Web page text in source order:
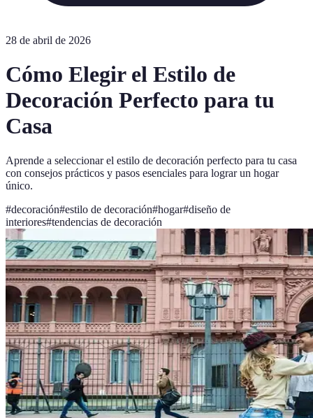
28 de abril de 2026
Cómo Elegir el Estilo de
Decoración Perfecto para tu
Casa
Aprende a seleccionar el estilo de decoración perfecto para tu casa
con consejos prácticos y pasos esenciales para lograr un hogar
único.
#decoración#estilo de decoración#hogar#diseño de
interiores#tendencias de decoración